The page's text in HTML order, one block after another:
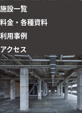
施設一覧
料金・各種資料
利用事例
アクセス